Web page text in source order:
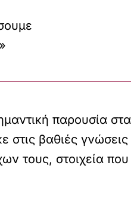
παρουσία
στις βαθιές
τους, στοιχεία